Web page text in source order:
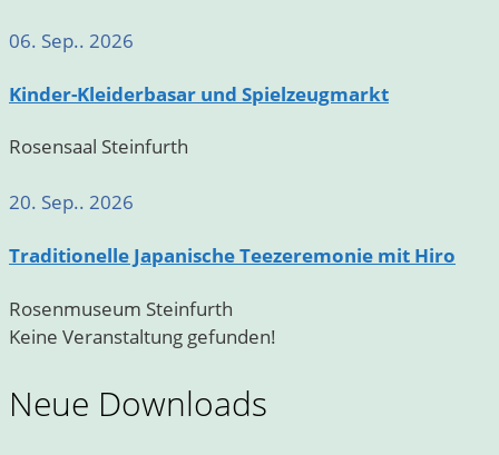
06. Sep.. 2026
Kinder-Kleiderbasar und Spielzeugmarkt
Rosensaal Steinfurth
20. Sep.. 2026
Traditionelle Japanische Teezeremonie mit Hiro
Rosenmuseum Steinfurth
Keine Veranstaltung gefunden!
Neue Downloads